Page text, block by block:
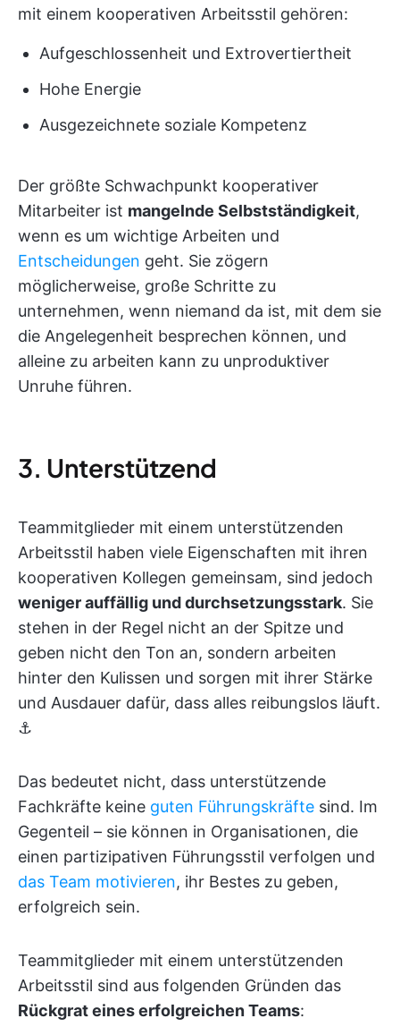
mit einem kooperativen Arbeitsstil gehören:
Aufgeschlossenheit und Extrovertiertheit
Hohe Energie
Ausgezeichnete soziale Kompetenz
Der größte Schwachpunkt kooperativer
Mitarbeiter ist mangelnde Selbstständigkeit,
wenn es um wichtige Arbeiten und
Entscheidungen geht. Sie zögern
möglicherweise, große Schritte zu
unternehmen, wenn niemand da ist, mit dem sie
die Angelegenheit besprechen können, und
alleine zu arbeiten kann zu unproduktiver
Unruhe führen.
3. Unterstützend
Teammitglieder mit einem unterstützenden
Arbeitsstil haben viele Eigenschaften mit ihren
kooperativen Kollegen gemeinsam, sind jedoch
weniger auffällig und durchsetzungsstark. Sie
stehen in der Regel nicht an der Spitze und
geben nicht den Ton an, sondern arbeiten
hinter den Kulissen und sorgen mit ihrer Stärke
und Ausdauer dafür, dass alles reibungslos läuft.
⚓
Das bedeutet nicht, dass unterstützende
Fachkräfte keine guten Führungskräfte sind. Im
Gegenteil – sie können in Organisationen, die
einen partizipativen Führungsstil verfolgen und
das Team motivieren, ihr Bestes zu geben,
erfolgreich sein.
Teammitglieder mit einem unterstützenden
Arbeitsstil sind aus folgenden Gründen das
Rückgrat eines erfolgreichen Teams: